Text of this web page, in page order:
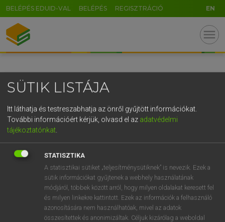
BELÉPÉS EDUID-VAL BELÉPÉS REGISZTRÁCIÓ EN
menu
SÜTIK LISTÁJA
Itt láthatja és testreszabhatja az önről gyűjtött információkat.
További információért kérjük, olvasd el az adatvédelmi
tájékoztatónkat
STATISZTIKA
A statisztikai sütiket „teljesítménysütiknek” is nevezik. Ezek a
sütik információkat gyűjtenek a webhely használatának
módjáról, többek között arról, hogy milyen oldalakat keresett fel
és milyen linkekre kattintott. Ezek az információk a felhasználó
azonosítására nem használhatóak, mivel az adatok
összesítettek és anonimizáltak. Céljuk kizárólag a weboldal
GR
5
g h k l
v b n m , . - AltGr